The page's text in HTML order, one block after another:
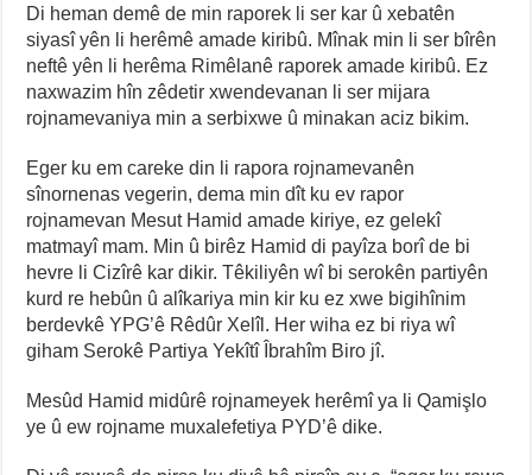
Di heman demê de min raporek li ser kar û xebatên
siyasî yên li herêmê amade kiribû. Mînak min li ser bîrên
neftê yên li herêma Rimêlanê raporek amade kiribû. Ez
naxwazim hîn zêdetir xwendevanan li ser mijara
rojnamevaniya min a serbixwe û minakan aciz bikim.
Eger ku em careke din li rapora rojnamevanên
sînornenas vegerin, dema min dît ku ev rapor
rojnamevan Mesut Hamid amade kiriye, ez gelekî
matmayî mam. Min û birêz Hamid di payîza borî de bi
hevre li Cizîrê kar dikir. Têkiliyên wî bi serokên partiyên
kurd re hebûn û alîkariya min kir ku ez xwe bigihînim
berdevkê YPG’ê Rêdûr Xelîl. Her wiha ez bi riya wî
giham Serokê Partiya Yekîtî Îbrahîm Biro jî.
Mesûd Hamid midûrê rojnameyek herêmî ya li Qamişlo
ye û ew rojname muxalefetiya PYD’ê dike.